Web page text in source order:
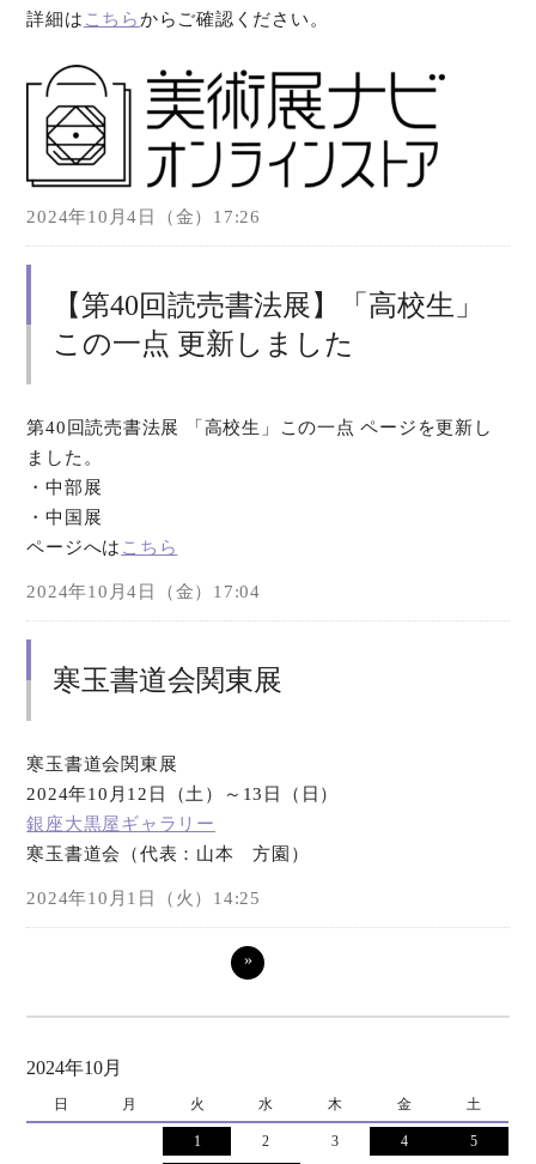
詳細は こちらからご確認ください。
2024年10月4日（金）17:26
【第40回読売書法展】「高校生」
この一点 更新しました
第40回読売書法展 「高校生」この一点 ページを更新し
ました。
・中部展
・中国展
ページへは こちら
2024年10月4日（金）17:04
寒玉書道会関東展
寒玉書道会関東展
2024年10月12日（土）～13日（日）
銀座大黒屋ギャラリー
寒玉書道会（代表：山本 方園）
2024年10月1日（火）14:25
»
2024年10月
日 月 火 水 木 金 土
1 2 3 4 5